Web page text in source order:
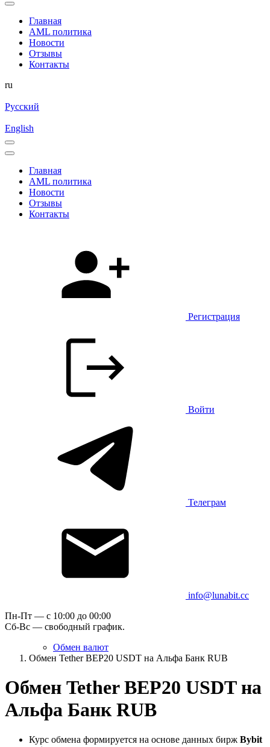
Главная
AML политика
Новости
Отзывы
Контакты
ru
Русский
English
Главная
AML политика
Новости
Отзывы
Контакты
Регистрация
Войти
Телеграм
info@lunabit.cc
Пн-Пт — c 10:00 до 00:00
Сб-Вс — свободный график.
Обмен валют
Обмен Tether BEP20 USDT на Альфа Банк RUB
Обмен Tether BEP20 USDT на
Альфа Банк RUB
Курс обмена формируется на основе данных бирж Bybit